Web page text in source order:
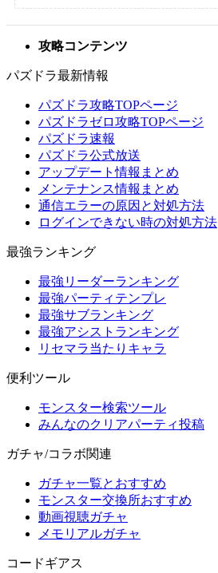
攻略コンテンツ
パズドラ最新情報
パズドラ攻略TOPページ
パズドラゼロ攻略TOPページ
パズドラ速報
パズドラ公式放送
アップデート情報まとめ
メンテナンス情報まとめ
通信エラーの原因と対処方法
ログインできない時の対処方法
最強ランキング
最強リーダーランキング
最強パーティテンプレ
最強サブランキング
最強アシストランキング
リセマラ当たりキャラ
便利ツール
モンスター検索ツール
みんなのクリアパーティ投稿
ガチャ/コラボ関連
ガチャ一覧とおすすめ
モンスター交換所おすすめ
動画視聴ガチャ
メモリアルガチャ
コードギアス